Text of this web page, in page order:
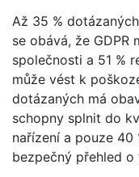
Až 35 %
se obává, že
společnosti a 51 %
může vést k
dotázaných má
schopny splnit do
nařízení a pouze 40
bezpečný přehled